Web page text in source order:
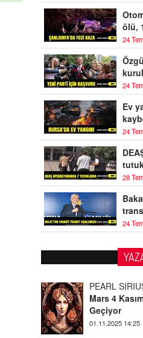
ölü,
24
24
Ev
24
28
24
PEARL
Mars 4
01.11.2025 14:25
BAYAN
Kaygıları